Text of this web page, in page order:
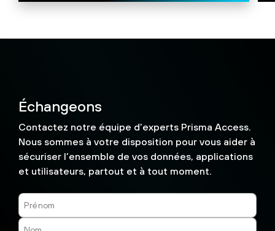
Échangeons
Contactez notre équipe d’experts Prisma Access.
Nous sommes à votre disposition pour vous aider à
sécuriser l’ensemble de vos données, applications
et utilisateurs, partout et à tout moment.